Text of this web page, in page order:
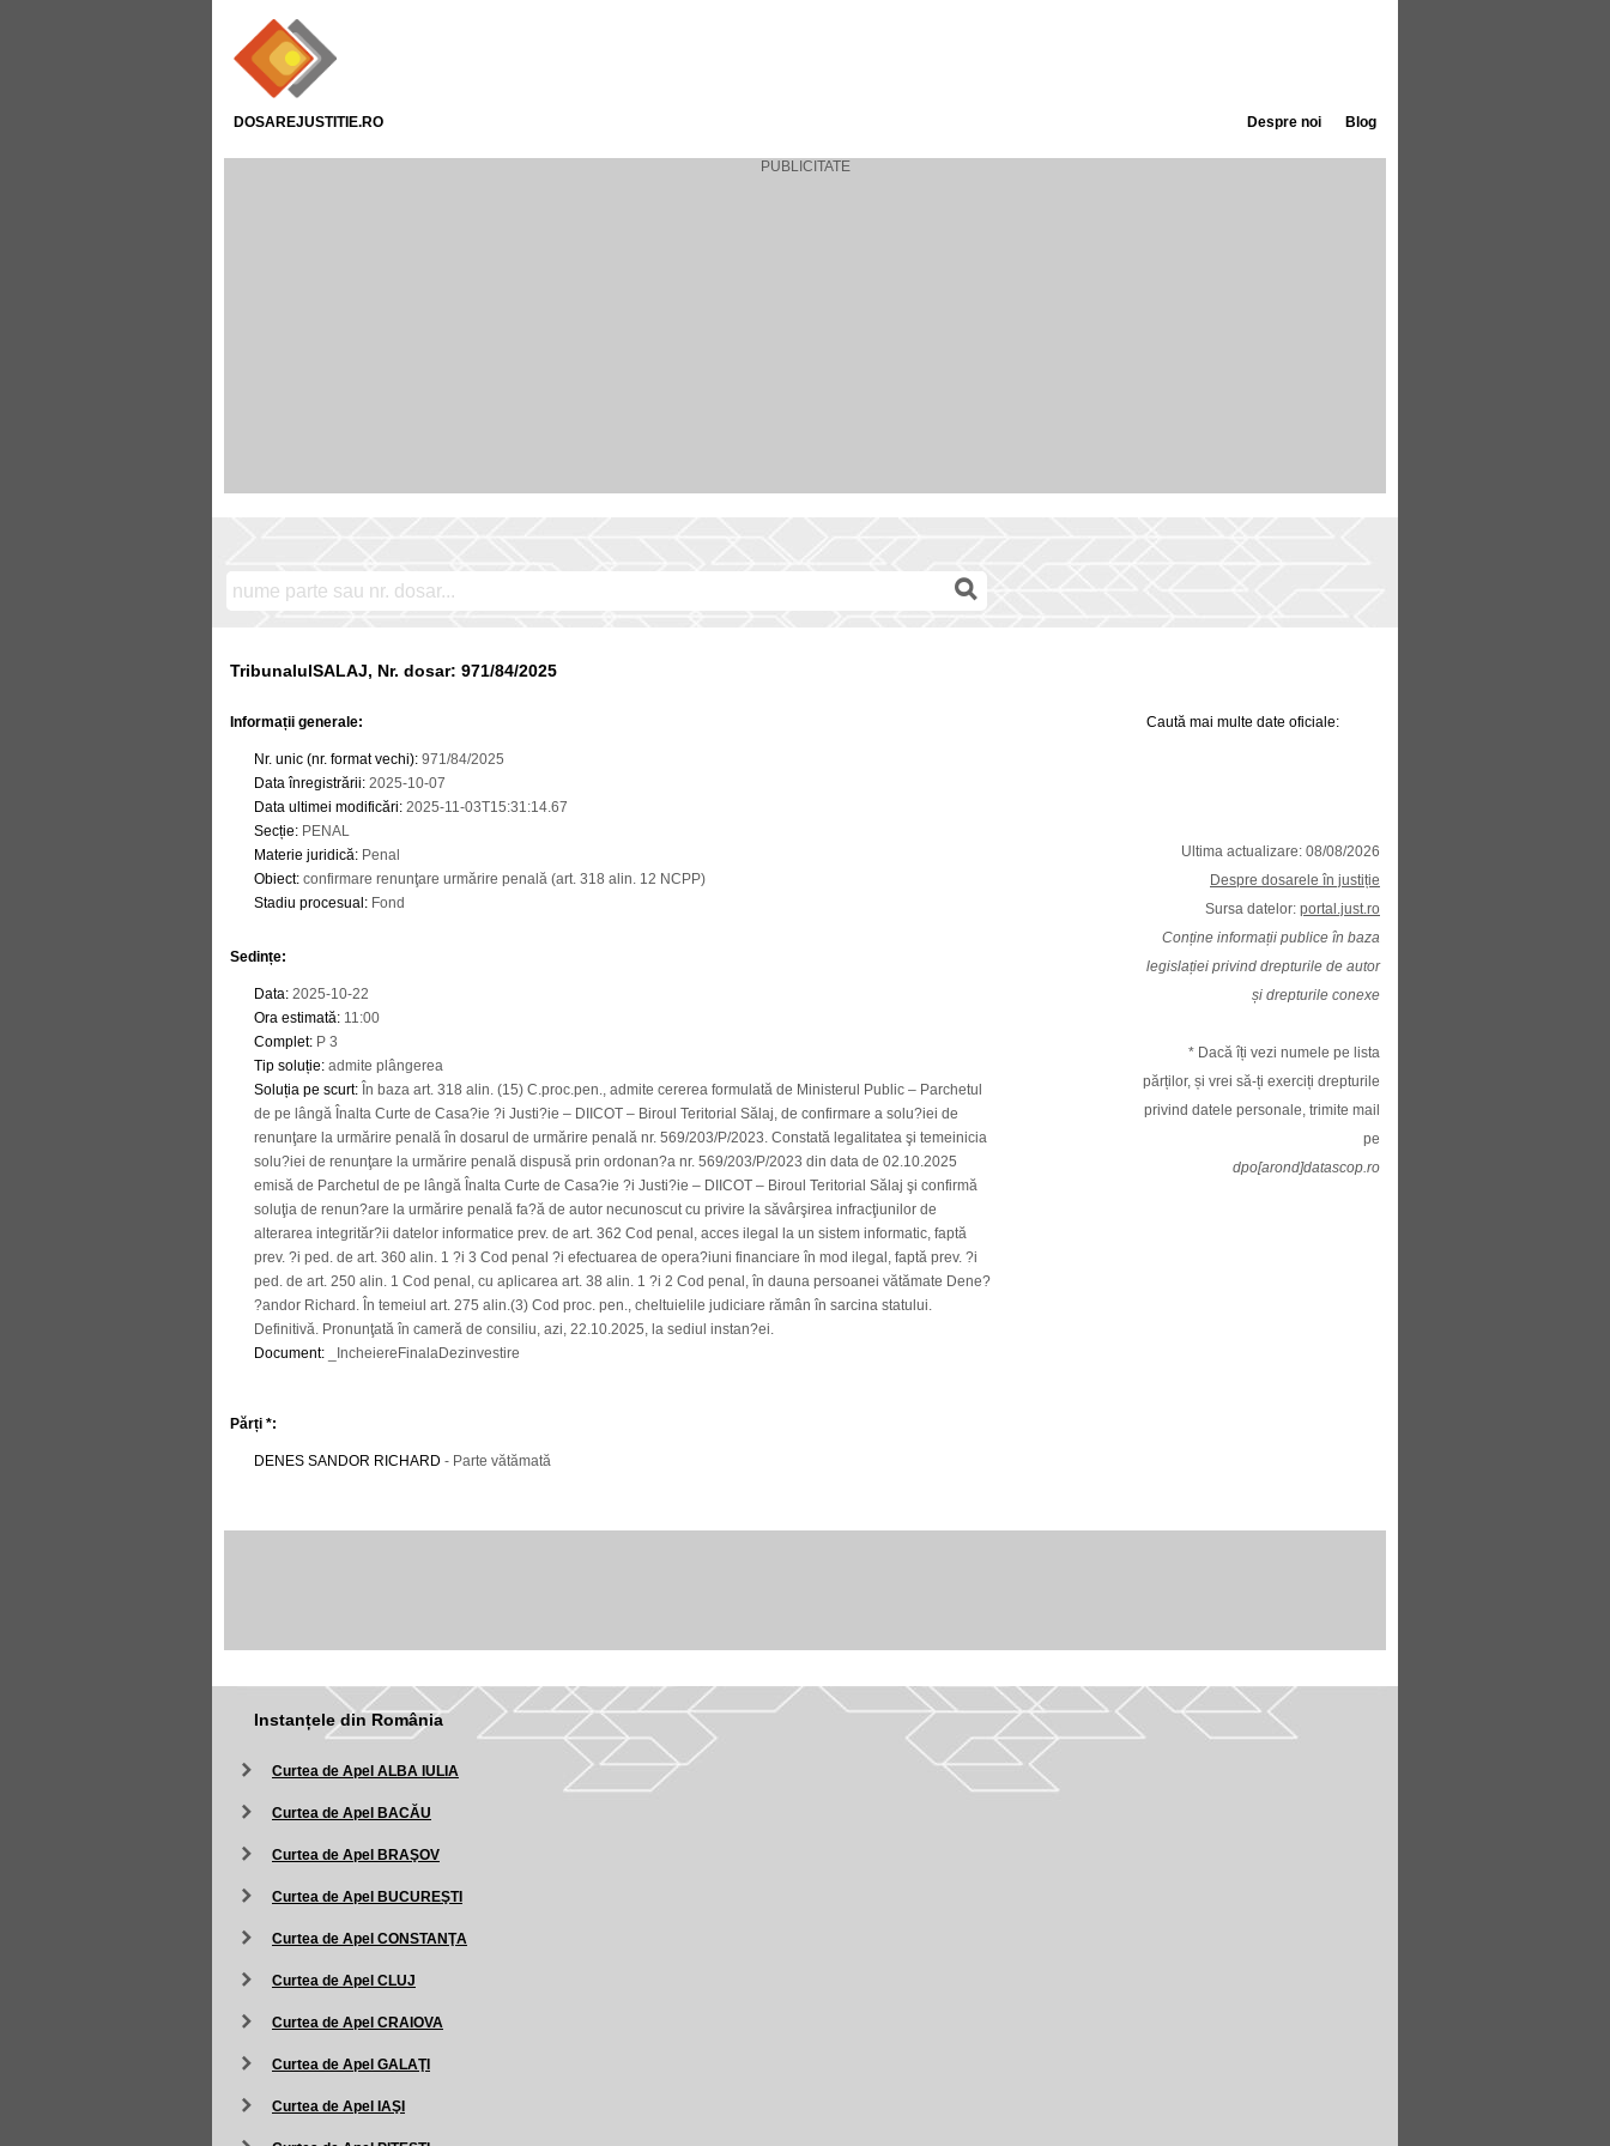
DOSAREJUSTITIE.RO Blog
Despre noi
TribunalulSALAJ, Nr. dosar: 971/84/2025
Informații generale:
Nr. unic (nr. format vechi): 971/84/2025
Data înregistrării: 2025-10-07
Data ultimei modificări: 2025-11-03T15:31:14.67
Secție: PENAL
Materie juridică: Penal
Obiect: confirmare renunţare urmărire penală (art. 318 alin. 12 NCPP)
Stadiu procesual : Fond
Sedințe:
Data: 2025-10-22
Ora estimată: 11:00
Complet: P 3
Tip soluție: admite plângerea
Soluția pe scurt: În baza art. 318 alin. (15) C.proc.pen., admite cererea formulată de Ministerul Public – Parchetul
de pe lângă Înalta Curte de Casa?ie ?i Justi?ie – DIICOT – Biroul Teritorial Sălaj, de confirmare a solu?iei de
renunţare la urmărire penală în dosarul de urmărire penală nr. 569/203/P/2023. Constată legalitatea şi temeinicia
solu?iei de renunţare la urmărire penală dispusă prin ordonan?a nr. 569/203/P/2023 din data de 02.10.2025
emisă de Parchetul de pe lângă Înalta Curte de Casa?ie ?i Justi?ie – DIICOT – Biroul Teritorial Sălaj şi confirmă
soluţia de renun?are la urmărire penală fa?ă de autor necunoscut cu privire la săvârşirea infracţiunilor de
alterarea integrităr?ii datelor informatice prev. de art. 362 Cod penal, acces ilegal la un sistem informatic, faptă
prev. ?i ped. de art. 360 alin. 1 ?i 3 Cod penal ?i efectuarea de opera?iuni financiare în mod ilegal, faptă prev. ?i
ped. de art. 250 alin. 1 Cod penal, cu aplicarea art. 38 alin. 1 ?i 2 Cod penal, în dauna persoanei vătămate Dene?
?andor Richard. În temeiul art. 275 alin.(3) Cod proc. pen., cheltuielile judiciare rămân în sarcina statului.
Definitivă. Pronunţată în cameră de consiliu, azi, 22.10.2025, la sediul instan?ei.
Document: _IncheiereFinalaDezinvestire
Părți *:
DENES SANDOR RICHARD - Parte vătămată
Caută mai multe date oficiale:
Ultima actualizare: 08/08/2026
Despre dosarele în justiție
Sursa datelor: portal.just.ro
Conține informații publice în baza
legislației privind drepturile de autor
și drepturile conexe
* Dacă îți vezi numele pe lista
părților, și vrei să-ți exerciți drepturile
privind datele personale, trimite mail
pe
dpo[arond]datascop.ro
Instanțele din România
Curtea de Apel ALBA IULIA
Curtea de Apel BACĂU
Curtea de Apel BRAŞOV
Curtea de Apel BUCUREŞTI
Curtea de Apel CONSTANŢA
Curtea de Apel CLUJ
Curtea de Apel CRAIOVA
Curtea de Apel GALAŢI
Curtea de Apel IAŞI